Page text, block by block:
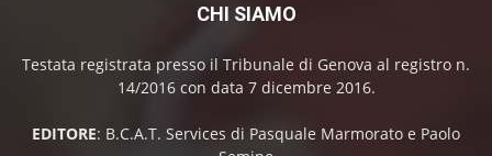
CHI SIAMO
Testata registrata presso il Tribunale di Genova al registro n.
14/2016 con data 7 dicembre 2016.
EDITORE: B.C.A.T. Services di Pasquale Marmorato e Paolo